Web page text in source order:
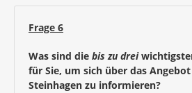
Frage 6
Was sind die bis zu drei
für Sie, um sich über das
Steinhagen zu informieren?